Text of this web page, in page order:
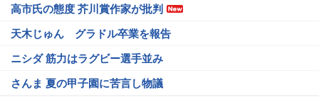
高市氏の態度 芥川賞作家が批判
天木じゅん グラドル卒業を報告
ニシダ 筋力はラグビー選手並み
さんま 夏の甲子園に苦言し物議